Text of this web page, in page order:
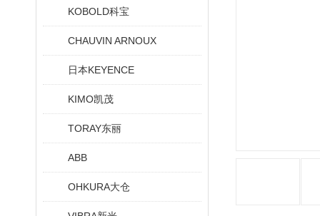
KOBOLD科宝
CHAUVIN ARNOUX
日本KEYENCE
KIMO凯茂
TORAY东丽
ABB
OHKURA大仓